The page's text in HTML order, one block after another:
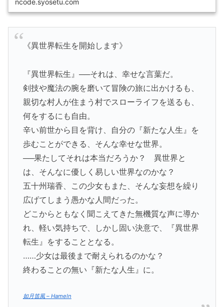
《異世界転生を開始します》
『異世界転生』──それは、幸せな言葉だ。
剣技や魔法の腕を磨いて冒険の旅に出かけるも、
親切な村人が住まう村でスローライフを送るも、
何をするにも自由。
辛い前世から目を背け、自分の『新たな人生』を
歩むことができる、そんな幸せな世界。
──果たしてそれは本当だろうか？ 異世界と
は、そんなに優しく易しい世界なのかな？
五十州瑞香、この少女もまた、そんな妄想を繰り
広げてしまう愚かな人間だった。
どこからともなく聞こえてきた無機質な声に導か
れ、軽い気持ちで、しかし固い決意で、『異世界
転生』をすることとなる。
……少女は最後まで耐えられるのかな？
終わることの無い『新たな人生』に。
如月笛風 – Hameln